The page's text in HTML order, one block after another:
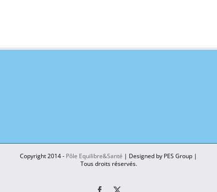
Copyright 2014 - Pôle Equilibre&Santé | Designed by PES Group |
Tous droits réservés.
Facebook